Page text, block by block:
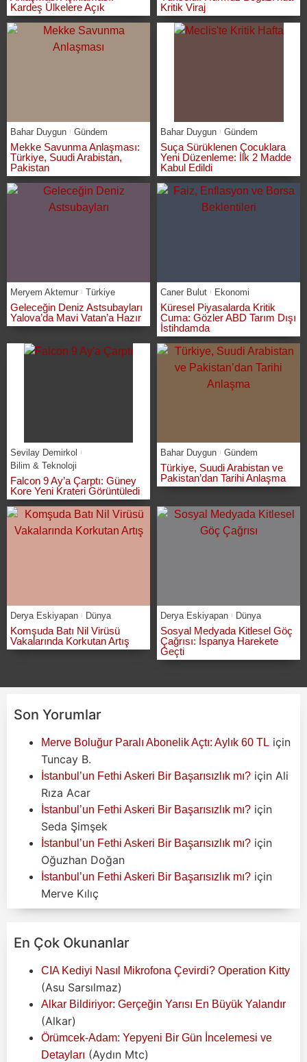
Kardeş Ülkelere Açık
Kritik Viraj
Bahar Duygun Gündem
Mekke Savunma Anlaşması:
Türkiye, Suudi Arabistan,
Pakistan
Bahar Duygun Gündem
Suça Sürüklenen Çocuklara
Yeni Düzenleme: İlk 2 Madde
Kabul Edildi
Meryem Aktemur Türkiye
Geleceğin Deniz Astsubayları
Yalova’da Mavi Vatan’a Hazır
Caner Bulut Ekonomi
Küresel Piyasalarda Kritik
Cuma: Gözler ABD Tarım Dışı
İstihdamda
Sevilay Demirkol
Bilim & Teknoloji
Falcon 9 Ay’a Çarptı: Güney
Kore Yeni Krateri Görüntüledi
Bahar Duygun Gündem
Türkiye, Suudi Arabistan ve
Pakistan’dan Tarihi Anlaşma
Derya Eskiyapan Dünya
Komşuda Batı Nil Virüsü
Vakalarında Korkutan Artış
Derya Eskiyapan Dünya
Sosyal Medyada Kitlesel Göç
Çağrısı: İspanya Harekete
Geçti
Son Yorumlar
Merve Boluğur Paralı Abonelik Açtı: Aylık 60 TL için
Tuncay B.
İstanbul’un Fethi Askeri Bir Başarısızlık mı? için Ali
Rıza Acar
İstanbul’un Fethi Askeri Bir Başarısızlık mı? için
Seda Şimşek
İstanbul’un Fethi Askeri Bir Başarısızlık mı? için
Oğuzhan Doğan
İstanbul’un Fethi Askeri Bir Başarısızlık mı? için
Merve Kılıç
En Çok Okunanlar
CIA Kediyi Nasıl Mikrofona Çevirdi? Operation Kitty
(Asu Sarsılmaz)
Alkar Bildiriyor: Gerçeğin Yarısı En Büyük Yalandır
(Alkar)
Örümcek-Adam: Yepyeni Bir Gün İncelemesi ve
Detayları (Aydın Mtc)